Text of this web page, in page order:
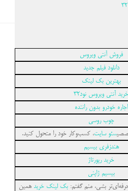
فروش آنتی ویروس
دانلود فیلم جدید
بهترین بک لینک
خرید آنتی ویروس نود۳۲
اجاره خودرو بدون راننده
چوب روسی
سئو سایت، کسب‌وکار خود را متحول کنید.
هندزفری بیسیم
خرید رپورتاژ
بیسیم ژاپنی
بشی، منم گفتم: بک لینک خرید همین